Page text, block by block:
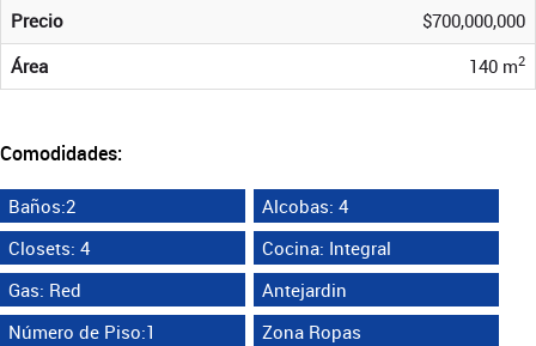
Precio
$700,000,000
Área
140 m2
Comodidades:
Baños:2
Alcobas: 4
Closets: 4
Cocina: Integral
Gas: Red
Antejardin
Número de Piso:1
Zona Ropas